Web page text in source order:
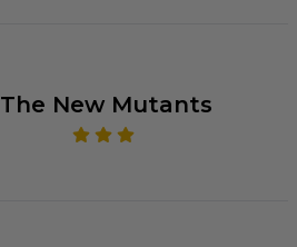
The New Mutants